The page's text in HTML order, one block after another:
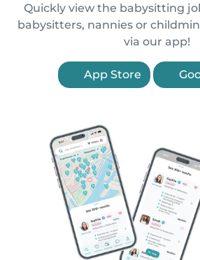
Quickly view the babysitting
babysitters, nannies or
via our app!
App Store